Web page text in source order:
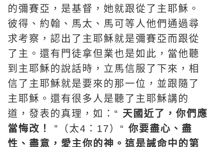
的彌賽亞，是基督，她就跟從了主耶穌。
彼得、約翰、馬太、馬可等人他們通過尋
求考察，認出了主耶穌就是彌賽亞而跟從
了主。還有門徒拿但業也是如此，當他聽
到主耶穌的說話時，立馬信服了下來，相
信了主耶穌就是要來的那一位，並跟隨了
主耶穌。還有很多人是聽了主耶穌講的
道，發表的真理，如：“ 天國 近了，你們應
當悔改！
”（太4：17）“ 你要盡心、盡
性、盡意，愛主你的神。這是誡命中的第